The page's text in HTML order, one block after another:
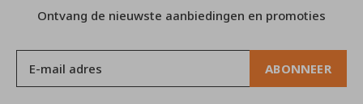
Ontvang de nieuwste aanbiedingen en promoties
ABONNEER